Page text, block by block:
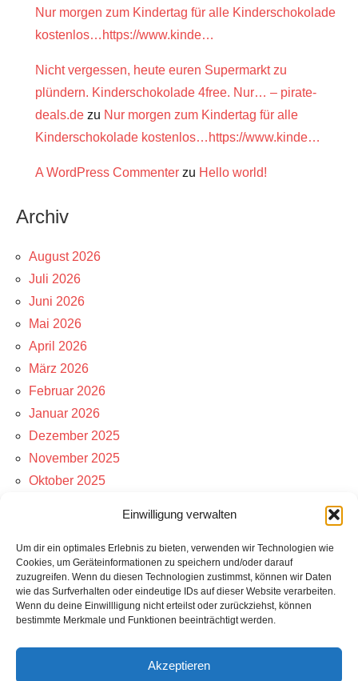
Einwilligung verwalten
Um dir ein optimales Erlebnis zu bieten, verwenden wir Technologien wie
Cookies, um Geräteinformationen zu speichern und/oder darauf
zuzugreifen. Wenn du diesen Technologien zustimmst, können wir Daten
wie das Surfverhalten oder eindeutige IDs auf dieser Website verarbeiten.
Wenn du deine Einwillligung nicht erteilst oder zurückziehst, können
bestimmte Merkmale und Funktionen beeinträchtigt werden.
Akzeptieren
Nur morgen zum Kindertag für alle Kinderschokolade
kostenlos…https://www.kinde…
Nicht vergessen, heute euren Supermarkt zu
plündern. Kinderschokolade 4free. Nur… – pirate-
deals.de zu Nur morgen zum Kindertag für alle
Kinderschokolade kostenlos…https://www.kinde…
A WordPress Commenter zu Hello world!
Archiv
August 2026
Juli 2026
Juni 2026
Mai 2026
April 2026
März 2026
Februar 2026
Januar 2026
Dezember 2025
November 2025
Oktober 2025
Kategorien
Aktuelle Schnäppchen
Angebote Bot